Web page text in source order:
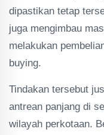
dipastikan tetap
juga mengimbau
melakukan
buying.
Tindakan tersebut
antrean panjang di
wilayah perkotaan.